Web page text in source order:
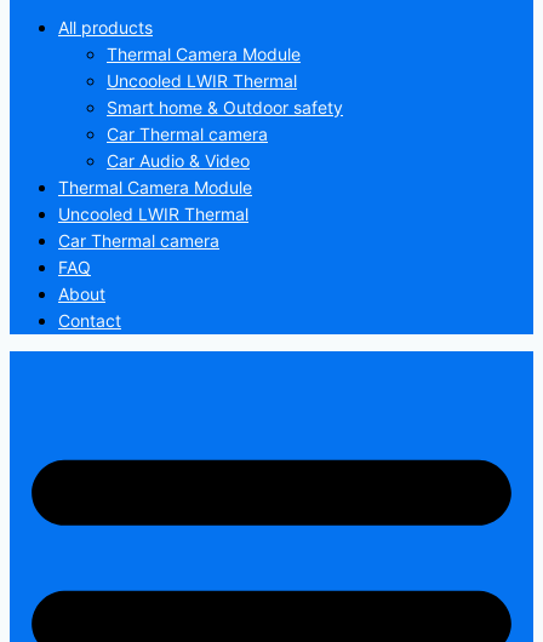
All products
Thermal Camera Module
Uncooled LWIR Thermal
Smart home & Outdoor safety
Car Thermal camera
Car Audio & Video
Thermal Camera Module
Uncooled LWIR Thermal
Car Thermal camera
FAQ
About
Contact